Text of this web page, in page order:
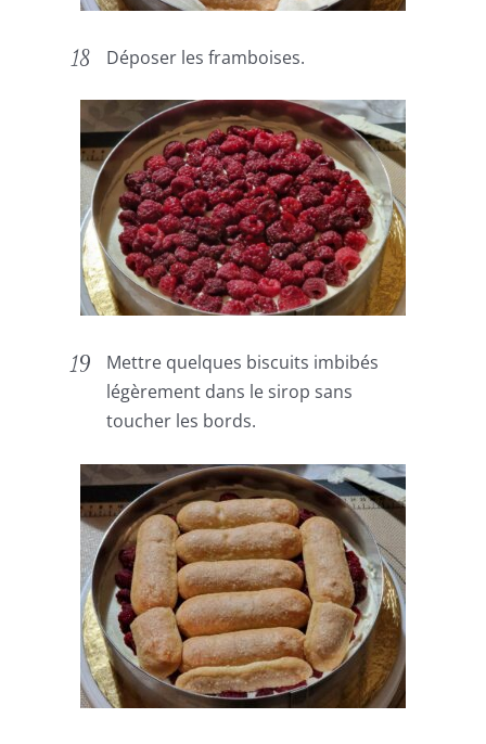
Déposer les framboises.
Mettre quelques biscuits imbibés
légèrement dans le sirop sans
toucher les bords.